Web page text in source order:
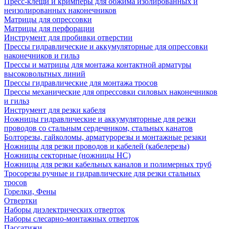
неизолированных наконечников
Матрицы для опрессовки
Матрицы для перфорации
Инструмент для пробивки отверстии
Прессы гидравлические и аккумуляторные для опрессовки
наконечников и гильз
Прессы и матрицы для монтажа контактной арматуры
высоковольтных линий
Прессы гидравлические для монтажа тросов
Прессы механические для опрессовки силовых наконечников
и гильз
Инструмент для резки кабеля
Ножницы гидравлические и аккумуляторные для резки
проводов со стальным сердечником, стальных канатов
Болторезы, гайколомы, арматурорезы и монтажные резаки
Ножницы для резки проводов и кабелей (кабелерезы)
Ножницы секторные (ножницы НС)
Ножницы для резки кабельных каналов и полимерных труб
Тросорезы ручные и гидравлические для резки стальных
тросов
Горелки, Фены
Отвертки
Наборы диэлектрических отверток
Наборы слесарно-монтажных отверток